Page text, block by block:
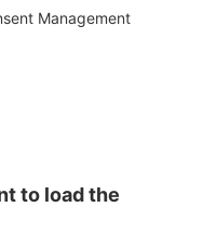
Management
to load the